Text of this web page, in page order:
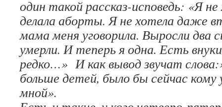
один такой рассказ-исповедь: «Я
делала аборты. Я не хотела даже
мама меня уговорила. Выросли два
умерли. И теперь я одна. Есть
редко…» И как вывод звучат
больше детей, было бы сейчас
мной».